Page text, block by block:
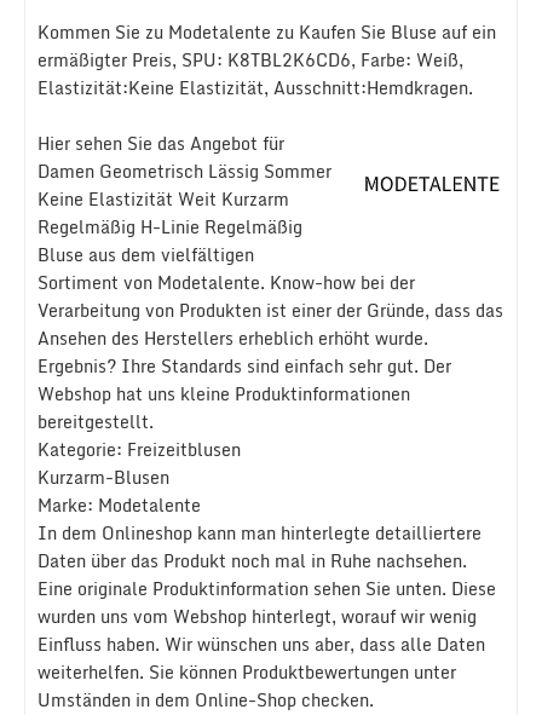
Kommen Sie zu Modetalente zu Kaufen Sie Bluse auf ein
ermäßigter Preis, SPU: K8TBL2K6CD6, Farbe: Weiß,
Elastizität:Keine Elastizität, Ausschnitt:Hemdkragen.
Hier sehen Sie das Angebot für
Damen Geometrisch Lässig Sommer
Keine Elastizität Weit Kurzarm
Regelmäßig H-Linie Regelmäßig
Bluse aus dem vielfältigen
Sortiment von Modetalente. Know-how bei der
Verarbeitung von Produkten ist einer der Gründe, dass das
Ansehen des Herstellers erheblich erhöht wurde.
Ergebnis? Ihre Standards sind einfach sehr gut. Der
Webshop hat uns kleine Produktinformationen
bereitgestellt.
Kategorie: Freizeitblusen
Kurzarm-Blusen
Marke: Modetalente
In dem Onlineshop kann man hinterlegte detailliertere
Daten über das Produkt noch mal in Ruhe nachsehen.
Eine originale Produktinformation sehen Sie unten. Diese
wurden uns vom Webshop hinterlegt, worauf wir wenig
Einfluss haben. Wir wünschen uns aber, dass alle Daten
weiterhelfen. Sie können Produktbewertungen unter
Umständen in dem Online-Shop checken.